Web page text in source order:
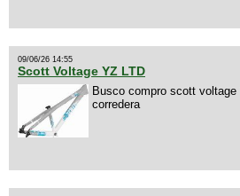
09/06/26 14:55
Scott Voltage YZ LTD
Busco compro scott
corredera